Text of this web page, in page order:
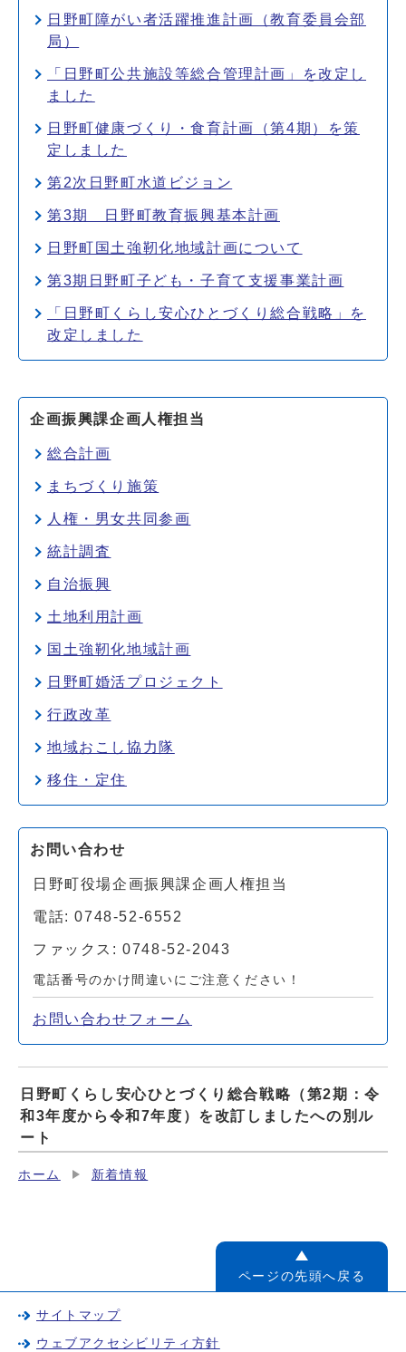
日野町障がい者活躍推進計画（教育委員会部
局）
「日野町公共施設等総合管理計画」を改定し
ました
日野町健康づくり・食育計画（第4期）を策
定しました
第2次日野町水道ビジョン
第3期 日野町教育振興基本計画
日野町国土強靭化地域計画について
第3期日野町子ども・子育て支援事業計画
「日野町くらし安心ひとづくり総合戦略」を
改定しました
企画振興課企画人権担当
総合計画
まちづくり施策
人権・男女共同参画
統計調査
自治振興
土地利用計画
国土強靭化地域計画
日野町婚活プロジェクト
行政改革
地域おこし協力隊
移住・定住
お問い合わせ
日野町役場企画振興課企画人権担当
電話: 0748-52-6552
ファックス: 0748-52-2043
電話番号のかけ間違いにご注意ください！
お問い合わせフォーム
日野町くらし安心ひとづくり総合戦略（第2期：令
和3年度から令和7年度）を改訂しましたへの別ル
ート
ホーム 新着情報
ページの先頭へ戻る
サイトマップ
ウェブアクセシビリティ方針